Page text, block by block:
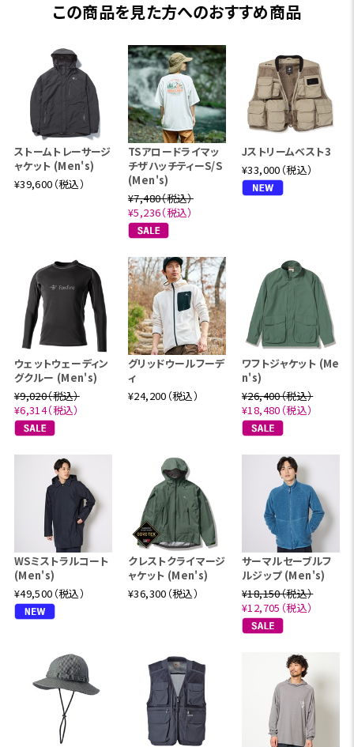
この商品を見た方へのおすすめ商品
ストームトレーサージ
ャケット (Men's)
¥39,600（税込）
TSアロードライマッ
チザハッチティーS/S
(Men's)
¥7,480（税込）
¥5,236（税込）
Jストリームベスト3
¥33,000（税込）
ウェットウェーディン
グクルー (Men's)
¥9,020（税込）
¥6,314（税込）
グリッドウールフーデ
ィ
¥24,200（税込）
ワフトジャケット (Me
n's)
¥26,400（税込）
¥18,480（税込）
WSミストラルコート
(Men's)
¥49,500（税込）
クレストクライマージ
ャケット (Men's)
¥36,300（税込）
サーマルセーブルフ
ルジップ (Men's)
¥18,150（税込）
¥12,705（税込）